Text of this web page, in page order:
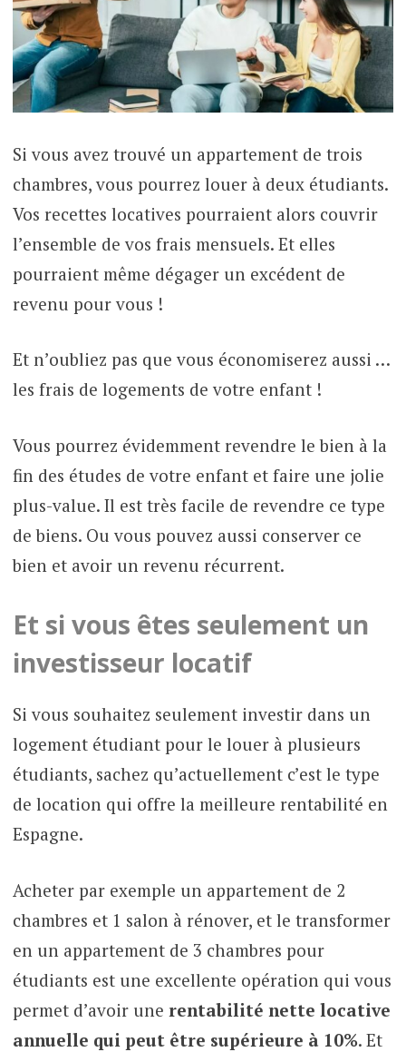
Si vous avez trouvé un appartement de trois
chambres, vous pourrez louer à deux étudiants.
Vos recettes locatives pourraient alors couvrir
l’ensemble de vos frais mensuels. Et elles
pourraient même dégager un excédent de
revenu pour vous !
Et n’oubliez pas que vous économiserez aussi …
les frais de logements de votre enfant !
Vous pourrez évidemment revendre le bien à la
fin des études de votre enfant et faire une jolie
plus-value. Il est très facile de revendre ce type
de biens. Ou vous pouvez aussi conserver ce
bien et avoir un revenu récurrent.
Et si vous êtes seulement un
investisseur locatif
Si vous souhaitez seulement investir dans un
logement étudiant pour le louer à plusieurs
étudiants, sachez qu’actuellement c’est le type
de location qui offre la meilleure rentabilité en
Espagne.
Acheter par exemple un appartement de 2
chambres et 1 salon à rénover, et le transformer
en un appartement de 3 chambres pour
étudiants est une excellente opération qui vous
permet d’avoir une rentabilité nette locative
annuelle qui peut être supérieure à 10%. Et